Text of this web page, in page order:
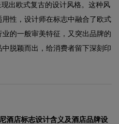
出欧式复古的设计风格。这种风
性，设计师在标志中融合了欧式
的一般审美特征，又突出品牌的
脱颖而出，给消费者留下深刻印
酒店标志设计含义及酒店品牌设